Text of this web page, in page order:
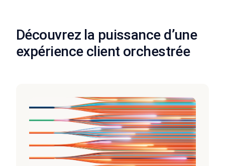
Découvrez la puissance d’une
expérience client orchestrée